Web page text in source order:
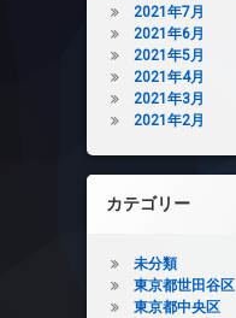
2021年7月
2021年6月
2021年5月
2021年4月
2021年3月
2021年2月
カテゴリー
未分類
東京都世田谷区
東京都中央区